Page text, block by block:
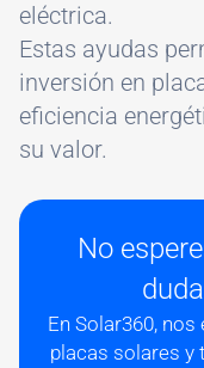
eléctrica.
Estas ayudas
inversión en
eficiencia
su valor.
No
En Solar360,
placas solares y